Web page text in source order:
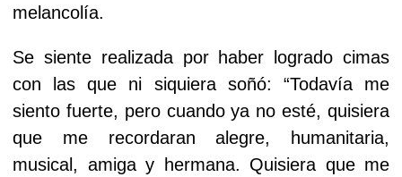
melancolía.
Se siente realizada por haber logrado cimas
con las que ni siquiera soñó: “Todavía me
siento fuerte, pero cuando ya no esté, quisiera
que me recordaran alegre, humanitaria,
musical, amiga y hermana. Quisiera que me